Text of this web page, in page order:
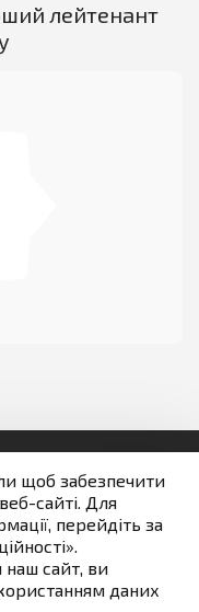
лейтенант
щоб забезпечити
сайті. Для
перейдіть за
сайт, ви
даних
розміщені на